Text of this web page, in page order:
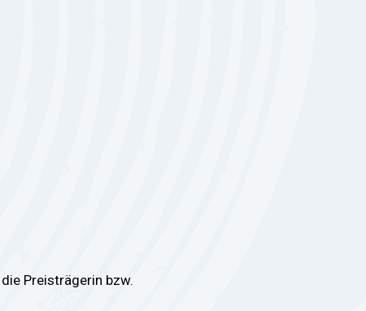
die Preisträgerin bzw.